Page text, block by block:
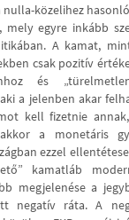
közelihez
mely egyre inkább
A kamat,
csak pozitív
és
a jelenben akar
kell fizetnie
a monetáris
ezzel
kamatláb
megjelenése a
negatív ráta. A